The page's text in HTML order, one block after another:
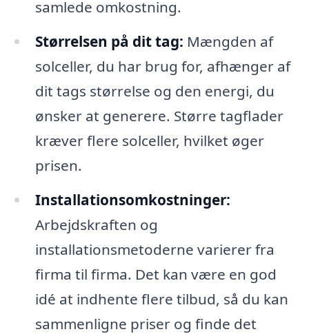
samlede omkostning.
Størrelsen på dit tag: Mængden af
solceller, du har brug for, afhænger af
dit tags størrelse og den energi, du
ønsker at generere. Større tagflader
kræver flere solceller, hvilket øger
prisen.
Installationsomkostninger:
Arbejdskraften og
installationsmetoderne varierer fra
firma til firma. Det kan være en god
idé at indhente flere tilbud, så du kan
sammenligne priser og finde det